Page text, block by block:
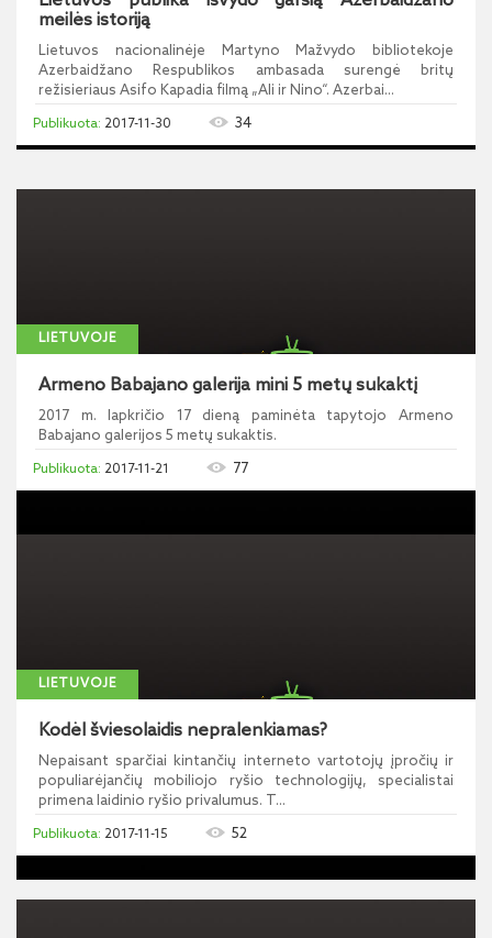
meilės istoriją
Lietuvos nacionalinėje Martyno Mažvydo bibliotekoje
Azerbaidžano Respublikos ambasada surengė britų
režisieriaus Asifo Kapadia filmą „Ali ir Nino“. Azerbai...
2017-11-30 34
LIETUVOJE
Armeno Babajano galerija mini 5 metų sukaktį
2017 m. lapkričio 17 dieną paminėta tapytojo Armeno
Babajano galerijos 5 metų sukaktis.
2017-11-21 77
LIETUVOJE
Kodėl šviesolaidis nepralenkiamas?
Nepaisant sparčiai kintančių interneto vartotojų įpročių ir
populiarėjančių mobiliojo ryšio technologijų, specialistai
primena laidinio ryšio privalumus. T...
2017-11-15 52